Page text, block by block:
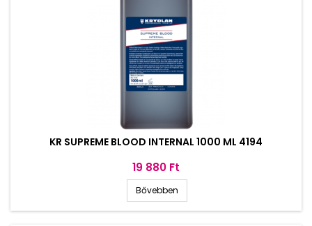
KR SUPREME BLOOD INTERNAL 1000 ML 4194
Ár
19 880 Ft
Bővebben